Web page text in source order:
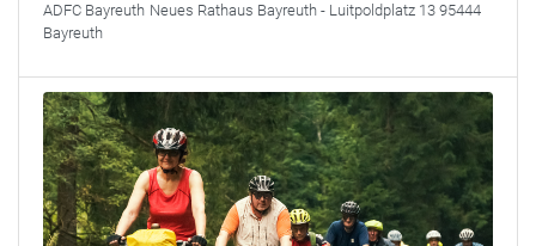
ADFC Bayreuth Neues Rathaus Bayreuth - Luitpoldplatz 13 95444
Bayreuth